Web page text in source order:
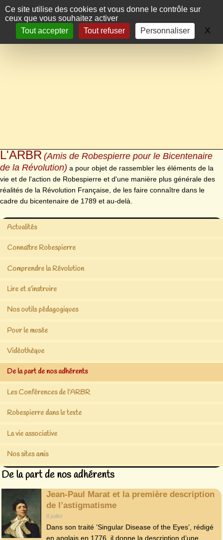
Panneau de gestion des cookies
Ce site utilise des cookies et vous donne le contrôle sur
ceux que vous souhaitez activer
Tout accepter
Tout refuser Personnaliser X
L'ARBR (Amis de Robespierre pour le Bicentenaire
de la Révolution) a pour objet de rassembler les éléments de la
vie et de l'action de Robespierre et d'une manière plus générale des
réalités de la Révolution Française, de les faire connaître dans le
cadre du bicentenaire de 1789 et au-delà.
Actualités
Connaître Robespierre
Comprendre la Révolution
Lire et s’instruire
Nos outils pédagogiques
Pour le musée
Vidéothèque
De la part de nos adhérents
Les Conférences de l’ARBR
Robespierre dans le texte
La vie associative
Nos sites amis
De la part de nos adhérents
Jean-Paul Marat et la première description
de l’astigmatisme
8 juillet
Dans son traité ’Singular Disease of the Eyes’, rédigé
en anglais en 1776, il donne la description d’une